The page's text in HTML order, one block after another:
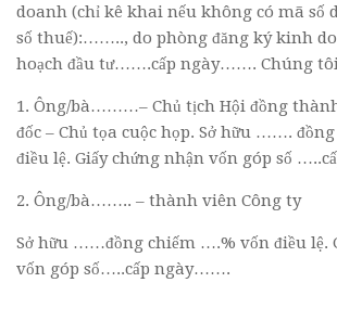
doanh (chỉ kê khai nếu không có mã số
số thuế):…….., do phòng đăng ký kinh
hoạch đầu tư…….cấp ngày……. Chúng
1. Ông/bà………– Chủ tịch Hội đồng
đốc – Chủ tọa cuộc họp. Sở hữu …….
điều lệ. Giấy chứng nhận vốn góp số
2. Ông/bà…….. – thành viên Công ty
Sở hữu ……đồng chiếm ….% vốn điều lệ.
vốn góp số…..cấp ngày…….